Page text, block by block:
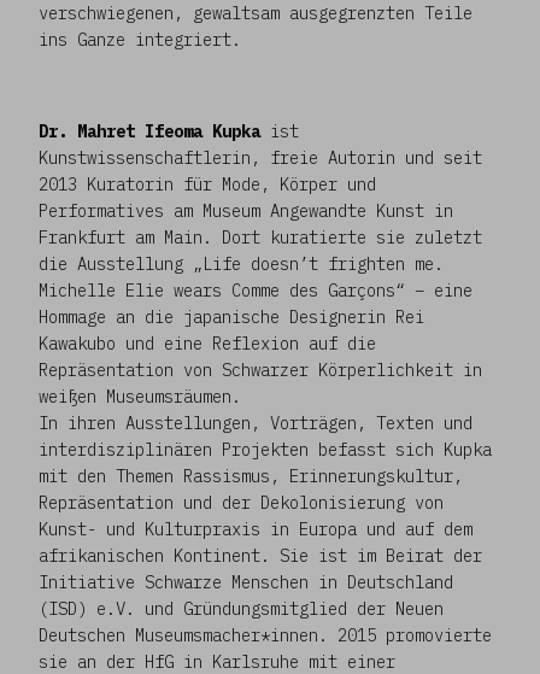
verschwiegenen, gewaltsam ausgegrenzten Teile
ins Ganze integriert.
Dr. Mahret Ifeoma Kupkaist
Kunstwissenschaftlerin, freie Autorin und seit
2013 Kuratorin für Mode, Körper und
Performatives am Museum Angewandte Kunst in
Frankfurt am Main. Dort kuratierte sie zuletzt
die Ausstellung „Life doesn’t frighten me.
Michelle Elie wears Comme des Garçons“ – eine
Hommage an die japanische Designerin Rei
Kawakubo und eine Reflexion auf die
Repräsentation von Schwarzer Körperlichkeit in
weißen Museumsräumen.
In ihren Ausstellungen, Vorträgen, Texten und
interdisziplinären Projekten befasst sich Kupka
mit den Themen Rassismus, Erinnerungskultur,
Repräsentation und der Dekolonisierung von
Kunst- und Kulturpraxis in Europa und auf dem
afrikanischen Kontinent. Sie ist im Beirat der
Initiative Schwarze Menschen in Deutschland
(ISD) e.V. und Gründungsmitglied der Neuen
Deutschen Museumsmacher*innen. 2015 promovierte
sie an der HfG in Karlsruhe mit einer